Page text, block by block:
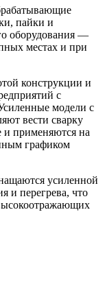
пайки и
оборудования —
местах и при
конструкции и
с
модели с
вести сварку
и применяются на
графиком
усиленной
и перегрева, что